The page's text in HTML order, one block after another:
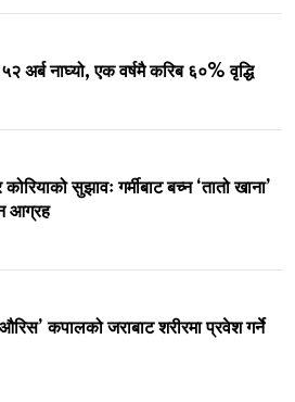
५२ अर्ब नाघ्यो, एक वर्षमै करिब ६०% वृद्धि
सुझावः गर्मीबाट बच्न ‘तातो खाना’
आग्रह
कपालको जराबाट शरीरमा प्रवेश गर्ने